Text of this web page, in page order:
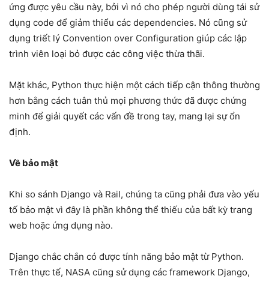
ứng được yêu cầu này, bởi vì nó cho phép người dùng tái sử
dụng code để giảm thiểu các dependencies. Nó cũng sử
dụng triết lý Convention over Configuration giúp các lập
trình viên loại bỏ được các công việc thừa thãi.
Mặt khác, Python thực hiện một cách tiếp cận thông thường
hơn bằng cách tuân thủ mọi phương thức đã được chứng
minh để giải quyết các vấn đề trong tay, mang lại sự ổn
định.
Về bảo mật
Khi so sánh Django và Rail, chúng ta cũng phải đưa vào yếu
tố bảo mật vì đây là phần không thể thiếu của bất kỳ trang
web hoặc ứng dụng nào.
Django chắc chắn có được tính năng bảo mật từ Python.
Trên thực tế, NASA cũng sử dụng các framework Django,